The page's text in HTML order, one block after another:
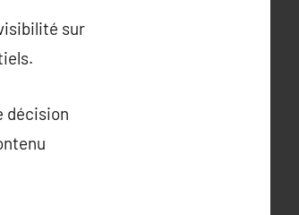
sur
décision